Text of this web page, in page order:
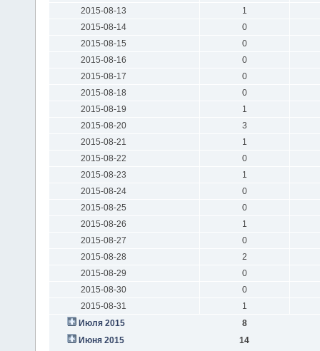
2015-08-13
1
2015-08-14
0
2015-08-15
0
2015-08-16
0
2015-08-17
0
2015-08-18
0
2015-08-19
1
2015-08-20
3
2015-08-21
1
2015-08-22
0
2015-08-23
1
2015-08-24
0
2015-08-25
0
2015-08-26
1
2015-08-27
0
2015-08-28
2
2015-08-29
0
2015-08-30
0
2015-08-31
1
Июля 2015
8
Июня 2015
14